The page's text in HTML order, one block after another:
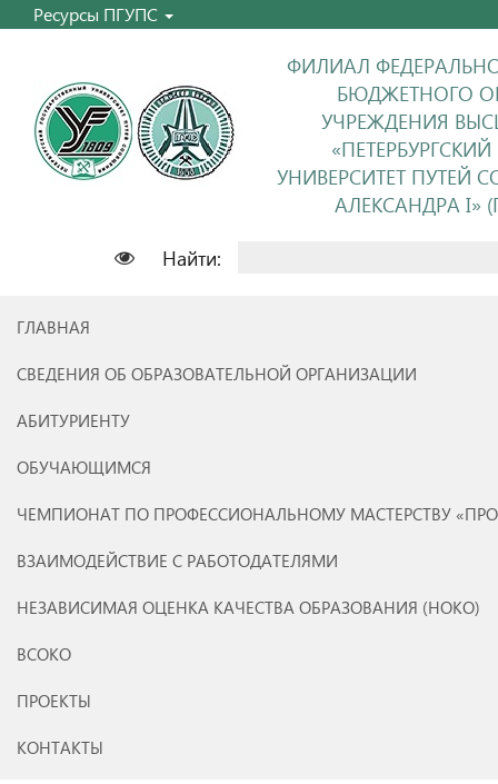
Ресурсы ПГУПС
ФИЛИАЛ
БЮДЖЕТНОГО
УЧРЕЖДЕНИЯ
УНИВЕРСИТЕТ ПУТЕЙ
АЛЕКСАНДРА I»
Найти:
ГЛАВНАЯ
СВЕДЕНИЯ ОБ ОБРАЗОВАТЕЛЬНОЙ ОРГАНИЗАЦИИ
АБИТУРИЕНТУ
ОБУЧАЮЩИМСЯ
ЧЕМПИОНАТ ПО ПРОФЕССИОНАЛЬНОМУ МАСТЕРСТВУ
ВЗАИМОДЕЙСТВИЕ С РАБОТОДАТЕЛЯМИ
НЕЗАВИСИМАЯ ОЦЕНКА КАЧЕСТВА ОБРАЗОВАНИЯ (НОКО)
ВСОКО
ПРОЕКТЫ
КОНТАКТЫ